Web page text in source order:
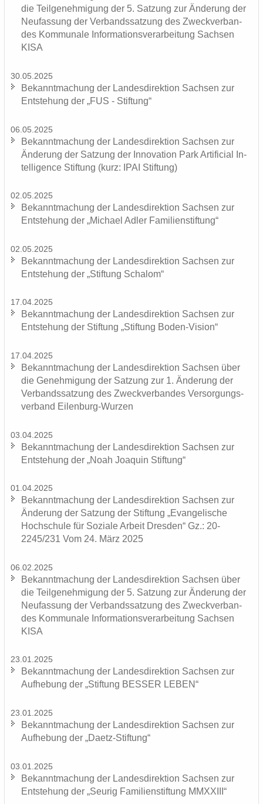
die Teil­ge­neh­mi­gung der 5. Sat­zung zur Än­de­rung der
Neu­fas­sung der Ver­bands­sat­zung des Zweck­ver­ban­
des Kom­mu­na­le In­for­ma­ti­ons­ver­ar­bei­tung Sach­sen
KISA
30.05.2025
Be­kannt­ma­chung der Lan­des­di­rek­ti­on Sach­sen zur
Ent­ste­hung der „FUS - Stif­tung“
06.05.2025
Be­kannt­ma­chung der Lan­des­di­rek­ti­on Sach­sen zur
Än­de­rung der Sat­zung der In­no­va­ti­on Park Ar­ti­fi­ci­al In­
tel­li­gence Stif­tung (kurz: IPAI Stif­tung)
02.05.2025
Be­kannt­ma­chung der Lan­des­di­rek­ti­on Sach­sen zur
Ent­ste­hung der „Mi­cha­el Adler Fa­mi­li­en­stif­tung“
02.05.2025
Be­kannt­ma­chung der Lan­des­di­rek­ti­on Sach­sen zur
Ent­ste­hung der „Stif­tung Scha­lom“
17.04.2025
Be­kannt­ma­chung der Lan­des­di­rek­ti­on Sach­sen zur
Ent­ste­hung der Stif­tung „Stif­tung Boden-​Vision“
17.04.2025
Be­kannt­ma­chung der Lan­des­di­rek­ti­on Sach­sen über
die Ge­neh­mi­gung der Sat­zung zur 1. Än­de­rung der
Ver­bands­sat­zung des Zweck­ver­ban­des Ver­sor­gungs­
ver­band Eilenburg-​Wurzen
03.04.2025
Be­kannt­ma­chung der Lan­des­di­rek­ti­on Sach­sen zur
Ent­ste­hung der „Noah Joa­quin Stif­tung“
01.04.2025
Be­kannt­ma­chung der Lan­des­di­rek­ti­on Sach­sen zur
Än­de­rung der Sat­zung der Stif­tung „Evan­ge­li­sche
Hoch­schu­le für So­zia­le Ar­beit Dres­den“ Gz.: 20-
2245/231 Vom 24. März 2025
06.02.2025
Be­kannt­ma­chung der Lan­des­di­rek­ti­on Sach­sen über
die Teil­ge­neh­mi­gung der 5. Sat­zung zur Än­de­rung der
Neu­fas­sung der Ver­bands­sat­zung des Zweck­ver­ban­
des Kom­mu­na­le In­for­ma­ti­ons­ver­ar­bei­tung Sach­sen
KISA
23.01.2025
Be­kannt­ma­chung der Lan­des­di­rek­ti­on Sach­sen zur
Auf­he­bung der „Stif­tung BES­SER LEBEN“
23.01.2025
Be­kannt­ma­chung der Lan­des­di­rek­ti­on Sach­sen zur
Auf­he­bung der „Daetz-​Stiftung“
03.01.2025
Be­kannt­ma­chung der Lan­des­di­rek­ti­on Sach­sen zur
Ent­ste­hung der „Seu­rig Fa­mi­li­en­stif­tung MMXXIII“